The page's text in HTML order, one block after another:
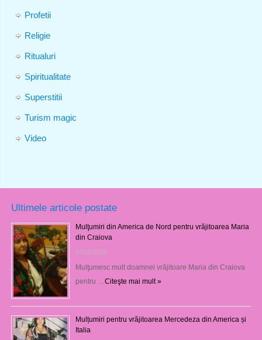
Profetii
Religie
Ritualuri
Spiritualitate
Superstitii
Turism magic
Video
Ultimele articole postate
Mulţumiri din America de Nord pentru vrăjitoarea Maria
din Craiova
07/08/2026
Mulţumesc mult doamnei vrăjitoare Maria din Craiova
pentru … Citeşte mai mult »
Mulțumiri pentru vrăjitoarea Mercedeza din America și
Italia